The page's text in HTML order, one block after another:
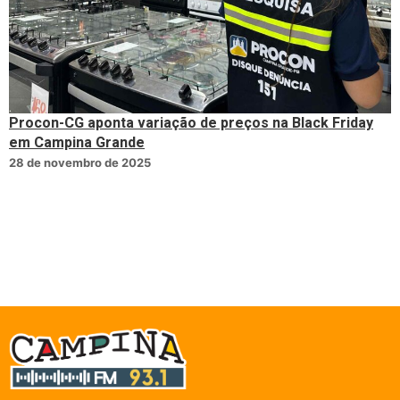
Procon-CG aponta variação de preços na Black Friday
em Campina Grande
28 de novembro de 2025